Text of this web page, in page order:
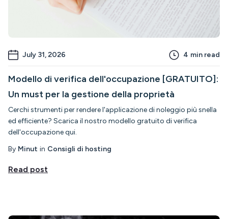
July 31, 2026 4 min read
Modello di verifica dell'occupazione [GRATUITO]:
Un must per la gestione della proprietà
Cerchi strumenti per rendere l'applicazione di noleggio più snella
ed efficiente? Scarica il nostro modello gratuito di verifica
dell'occupazione qui.
By Minut in Consigli di hosting
Read post